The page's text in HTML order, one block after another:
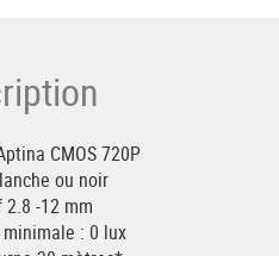
CMOS 720P
ou noir
-12 mm
: 0 lux